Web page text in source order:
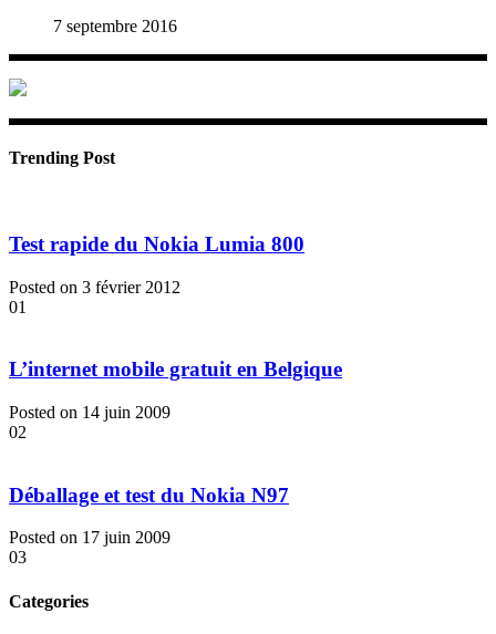
7 septembre 2016
Trending Post
Test rapide du Nokia Lumia 800
Posted on 3 février 2012
01
L’internet mobile gratuit en Belgique
Posted on 14 juin 2009
02
Déballage et test du Nokia N97
Posted on 17 juin 2009
03
Categories